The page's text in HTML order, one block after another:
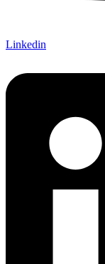
Linkedin